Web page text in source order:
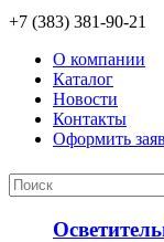
+7 (383) 381-90-21
О компании
Каталог
Новости
Контакты
Оформить